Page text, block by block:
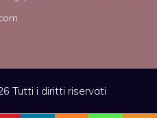
Tutti i diritti riservati